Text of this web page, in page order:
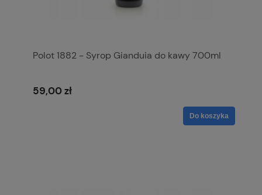
Polot 1882 - Syrop Gianduia do kawy 700ml
59,00 zł
Do koszyka